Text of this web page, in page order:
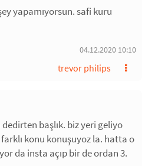
yapamıyorsun. safi kuru
04.12.2020 10:10
trevor philips
başlık. biz yeri geliyo
konu konuşuyoz la. hatta o
da insta açıp bir de ordan 3.